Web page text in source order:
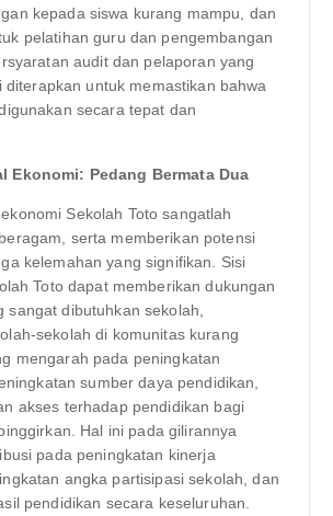
kepada siswa kurang mampu, dan
pelatihan guru dan pengembangan
audit dan pelaporan yang
diterapkan untuk memastikan bahwa
secara tepat dan
Ekonomi: Pedang Bermata Dua
Sekolah Toto sangatlah
serta memberikan potensi
kelemahan yang signifikan. Sisi
Toto dapat memberikan dukungan
sangat dibutuhkan sekolah,
sekolah di komunitas kurang
mengarah pada peningkatan
sumber daya pendidikan,
akses terhadap pendidikan bagi
Hal ini pada gilirannya
pada peningkatan kinerja
angka partisipasi sekolah, dan
pendidikan secara keseluruhan.